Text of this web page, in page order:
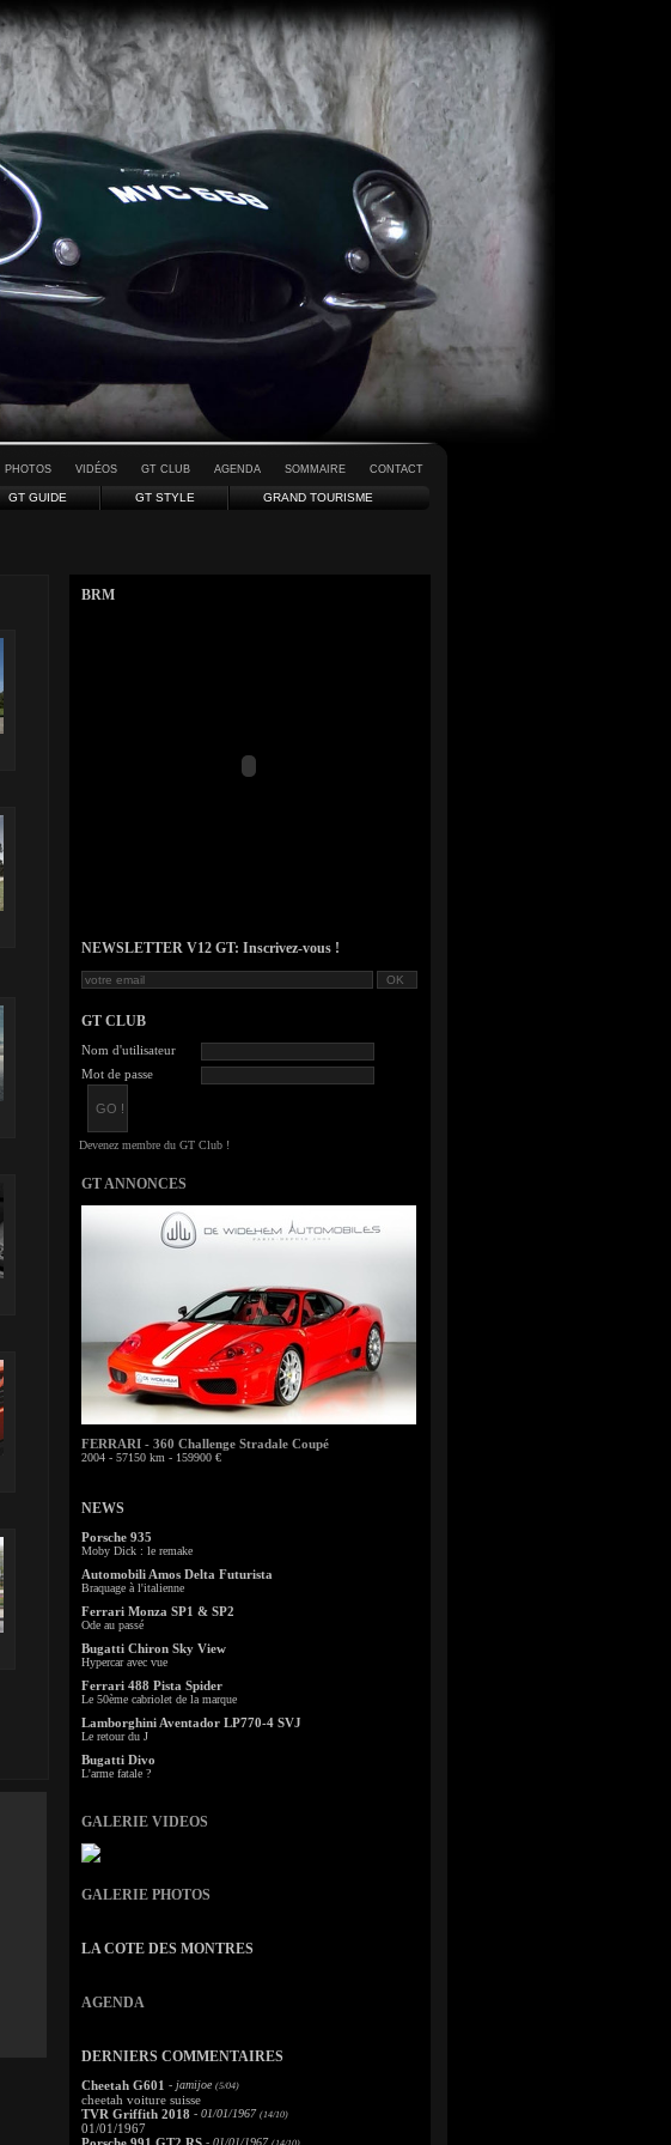
PHOTOS VIDÉOS GT CLUB AGENDA SOMMAIRE CONTACT
GT GUIDE GT STYLE GRAND TOURISME
BRM
NEWSLETTER V12 GT: Inscrivez-vous !
GT CLUB
Nom d'utilisateur
Mot de passe
GT ANNONCES
FERRARI - 360 Challenge Stradale Coupé
2004 - 57150 km - 159900 €
NEWS
Porsche 935
Moby Dick : le remake
Automobili Amos Delta Futurista
Braquage à l'italienne
Ferrari Monza SP1 & SP2
Ode au passé
Bugatti Chiron Sky View
Hypercar avec vue
Ferrari 488 Pista Spider
Le 50ème cabriolet de la marque
Lamborghini Aventador LP770-4 SVJ
Le retour du J
Bugatti Divo
L'arme fatale ?
GALERIE VIDEOS
GALERIE PHOTOS
LA COTE DES MONTRES
AGENDA
DERNIERS COMMENTAIRES
Cheetah G601 - jamijoe (5/04)
cheetah voiture suisse
TVR Griffith 2018 - 01/01/1967 (14/10)
01/01/1967
- 01/01/1967